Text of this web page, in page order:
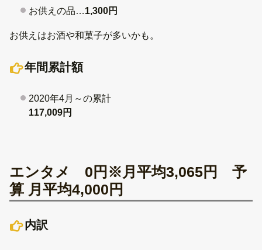
お供えの品…1,300円
お供えはお酒や和菓子が多いかも。
年間累計額
2020年4月～の累計
117,009円
エンタメ 0円※月平均3,065円 予
算 月平均4,000円
内訳